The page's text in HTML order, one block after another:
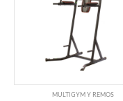
MULTIGYM Y REMOS